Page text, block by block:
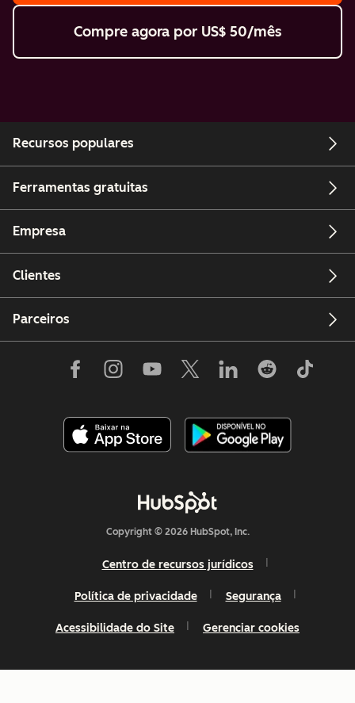
Compre agora por US$ 50/mês
Recursos populares
Ferramentas gratuitas
Empresa
Clientes
Parceiros
Copyright © 2026 HubSpot, Inc.
Centro de recursos jurídicos
Política de privacidade Segurança
Acessibilidade do Site Gerenciar cookies